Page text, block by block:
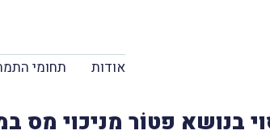
אודות תחומי
בנושא פטוֹר מניכוי מס